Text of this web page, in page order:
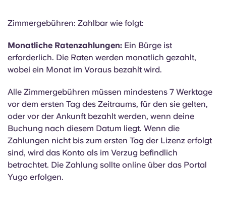
Zimmergebühren: Zahlbar wie folgt:
Monatliche Ratenzahlungen: Ein Bürge ist
erforderlich. Die Raten werden monatlich gezahlt,
wobei ein Monat im Voraus bezahlt wird.
Alle Zimmergebühren müssen mindestens 7 Werktage
vor dem ersten Tag des Zeitraums, für den sie gelten,
oder vor der Ankunft bezahlt werden, wenn deine
Buchung nach diesem Datum liegt. Wenn die
Zahlungen nicht bis zum ersten Tag der Lizenz erfolgt
sind, wird das Konto als im Verzug befindlich
betrachtet. Die Zahlung sollte online über das Portal
Yugo erfolgen.